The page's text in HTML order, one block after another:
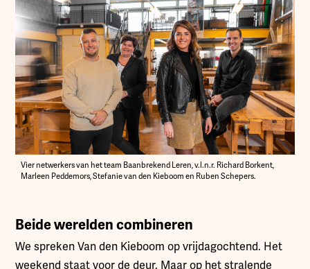
Vier netwerkers van het team Baanbrekend Leren, v.l.n.r. Richard Borkent,
Marleen Peddemors, Stefanie van den Kieboom en Ruben Schepers.
Beide werelden combineren
We spreken Van den Kieboom op vrijdagochtend. Het
weekend staat voor de deur. Maar op het stralende